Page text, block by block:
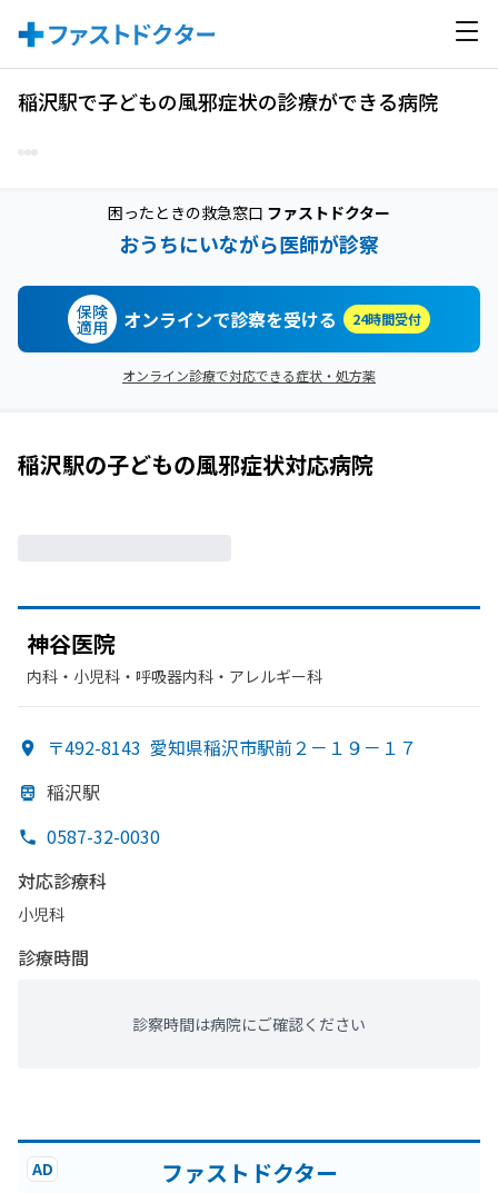
稲沢駅で子どもの風邪症状の診療ができる病院
困ったときの救急窓口 ファストドクター
おうちにいながら医師が診察
保険
適用 オンラインで診察を受ける 24時間受付
オンライン診療で対応できる症状・処方薬
稲沢駅の子どもの風邪症状対応病院
神谷医院
内科・​小児科・​呼吸器内科・​アレルギー科
〒492-8143 愛知県稲沢市駅前２－１９－１７
稲沢駅
0587-32-0030
対応診療科
小児科
診療時間
診察時間は病院にご確認ください
AD ファストドクター